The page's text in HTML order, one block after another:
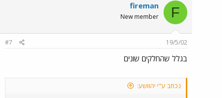
F
fireman
New member
19/5/02
#7
בגלל שהחלקים שונים
נכתב ע"י יהוושע: